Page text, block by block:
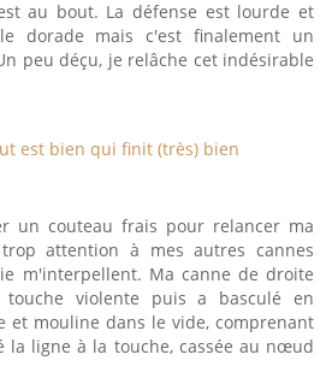
au bout. La défense est lourde et
dorade mais c'est finalement un
peu déçu, je relâche cet indésirable
un couteau frais pour relancer ma
attention à mes autres cannes
m'interpellent. Ma canne de droite
violente puis a basculé en
et mouline dans le vide, comprenant
la ligne à la touche, cassée au nœud